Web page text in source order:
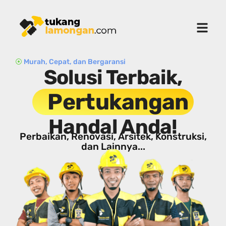
⦿ Murah, Cepat, dan Bergaransi
Solusi Terbaik,
Pertukangan
Handal Anda!
Perbaikan, Renovasi, Arsitek, Konstruksi,
dan Lainnya...